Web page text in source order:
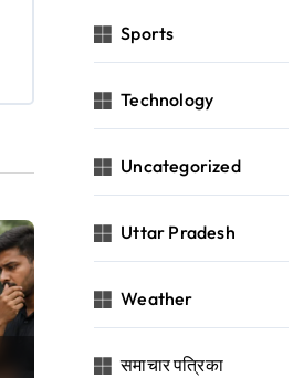
Sports
Technology
Uncategorized
Uttar Pradesh
Weather
समाचार पत्रिका